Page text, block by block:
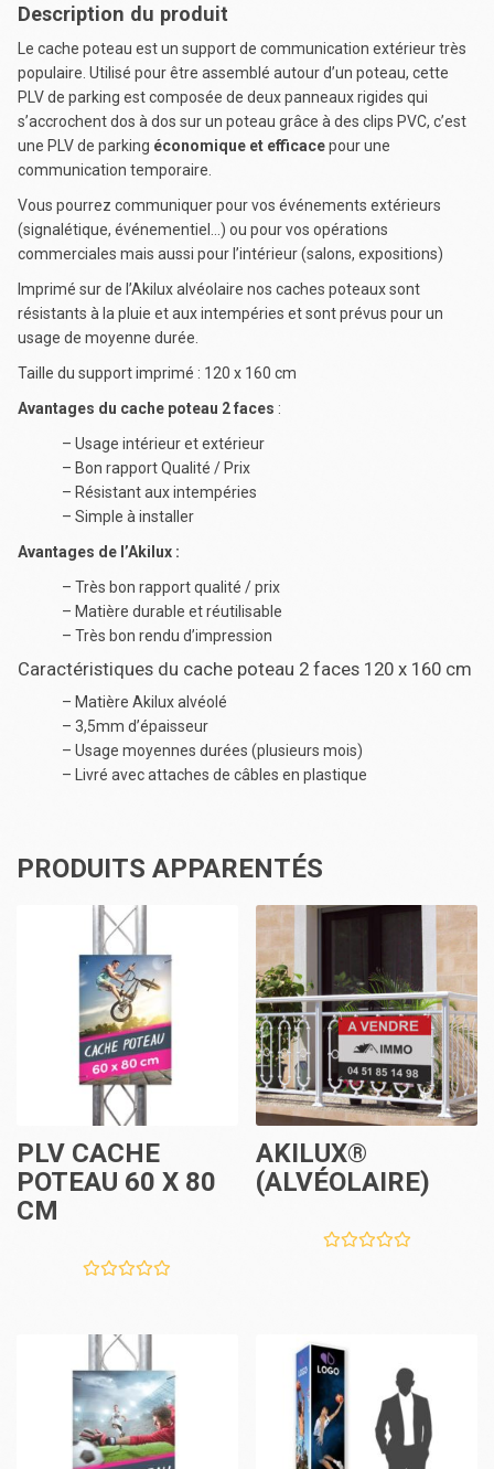
Description du produit
Le cache poteau est un support de communication extérieur très
populaire. Utilisé pour être assemblé autour d’un poteau, cette
PLV de parking est composée de deux panneaux rigides qui
s’accrochent dos à dos sur un poteau grâce à des clips PVC, c’est
une PLV de parking économique et efficacepour une
communication temporaire.
Vous pourrez communiquer pour vos événements extérieurs
(signalétique, événementiel…) ou pour vos opérations
commerciales mais aussi pour l’intérieur (salons, expositions)
Imprimé sur de l’Akilux alvéolaire nos caches poteaux sont
résistants à la pluie et aux intempéries et sont prévus pour un
usage de moyenne durée.
Taille du support imprimé : 120 x 160 cm
Avantages du cache poteau 2 faces :
– Usage intérieur et extérieur
– Bon rapport Qualité / Prix
– Résistant aux intempéries
– Simple à installer
Avantages de l’Akilux :
– Très bon rapport qualité / prix
– Matière durable et réutilisable
– Très bon rendu d’impression
Caractéristiques du cache poteau 2 faces 120 x 160 cm
– Matière Akilux alvéolé
– 3,5mm d’épaisseur
– Usage moyennes durées (plusieurs mois)
– Livré avec attaches de câbles en plastique
PRODUITS APPARENTÉS
PLV CACHE
POTEAU 60 X 80
CM
AKILUX®
(ALVÉOLAIRE)